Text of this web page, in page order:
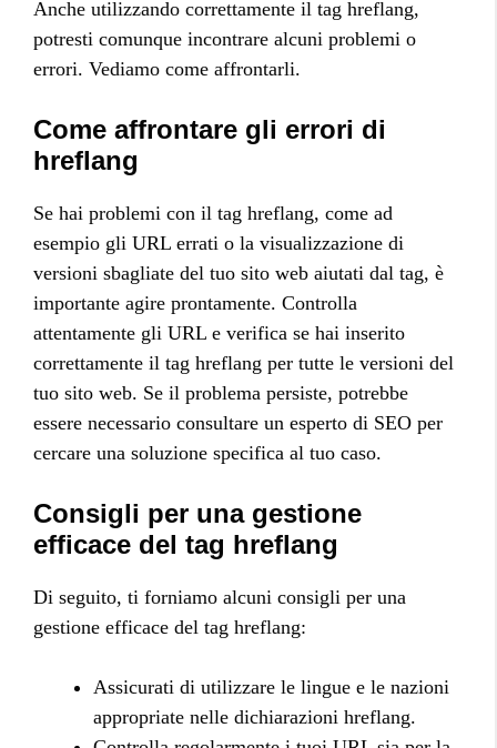
Anche utilizzando correttamente il tag hreflang,
potresti comunque incontrare alcuni problemi o
errori. Vediamo come affrontarli.
Come affrontare gli errori di
hreflang
Se hai problemi con il tag hreflang, come ad
esempio gli URL errati o la visualizzazione di
versioni sbagliate del tuo sito web aiutati dal tag, è
importante agire prontamente. Controlla
attentamente gli URL e verifica se hai inserito
correttamente il tag hreflang per tutte le versioni del
tuo sito web. Se il problema persiste, potrebbe
essere necessario consultare un esperto di SEO per
cercare una soluzione specifica al tuo caso.
Consigli per una gestione
efficace del tag hreflang
Di seguito, ti forniamo alcuni consigli per una
gestione efficace del tag hreflang:
Assicurati di utilizzare le lingue e le nazioni
appropriate nelle dichiarazioni hreflang.